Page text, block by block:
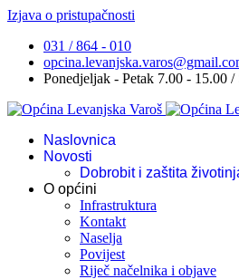
Izjava o pristupačnosti
031 / 864 - 010
Ponedjeljak - Petak 7.00 - 15.00
Naslovnica
Novosti
Dobrobit i zaštita
O općini
Infrastruktura
Kontakt
Naselja
Povijest
Riječ načelnika i objave